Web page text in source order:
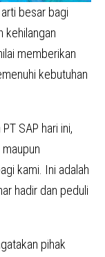
besar bagi
kehilangan
memberikan
kebutuhan
SAP hari ini,
kami. Ini adalah
hadir dan peduli
pihak